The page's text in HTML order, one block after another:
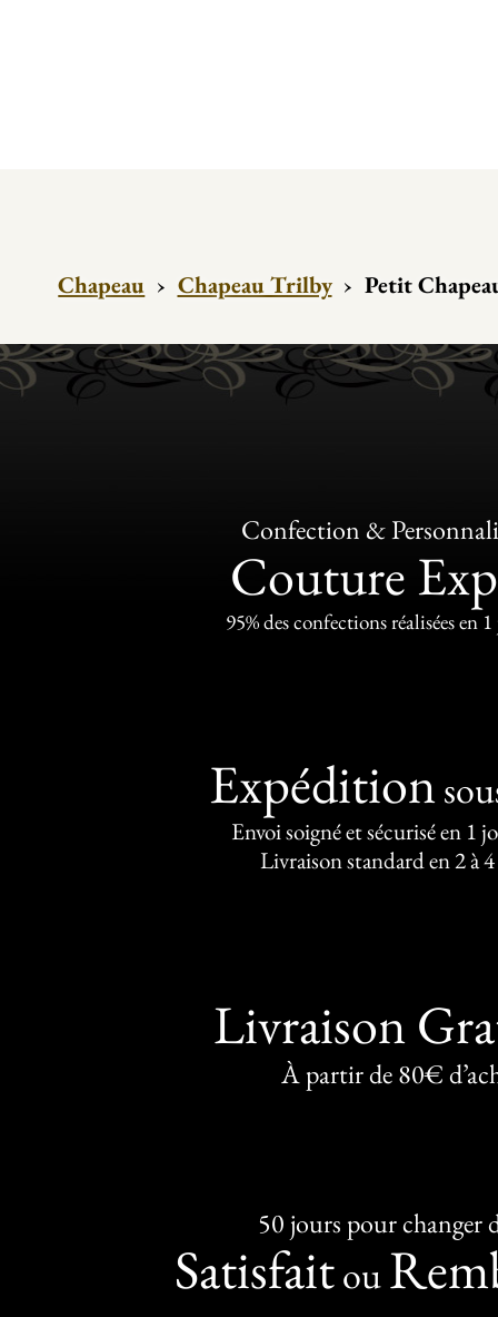
Chapeau › Chapeau Trilby › Petit
Confection &
Couture
95% des confections réalisées en
Expédition
Envoi soigné et sécurisé en 1
Livraison standard en 2 à
Livraison
À partir de 80€
50 jours pour changer
Satisfaitou